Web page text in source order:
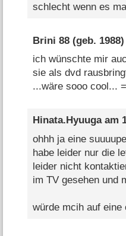
schlecht wenn es
Brini 88(geb. 1988)
ich wünschte mir
sie als dvd
...wäre sooo cool...
Hinata.Hyuugaam
ohhh ja eine
habe leider nur die
leider nicht
im TV gesehen und
würde mcih auf eine